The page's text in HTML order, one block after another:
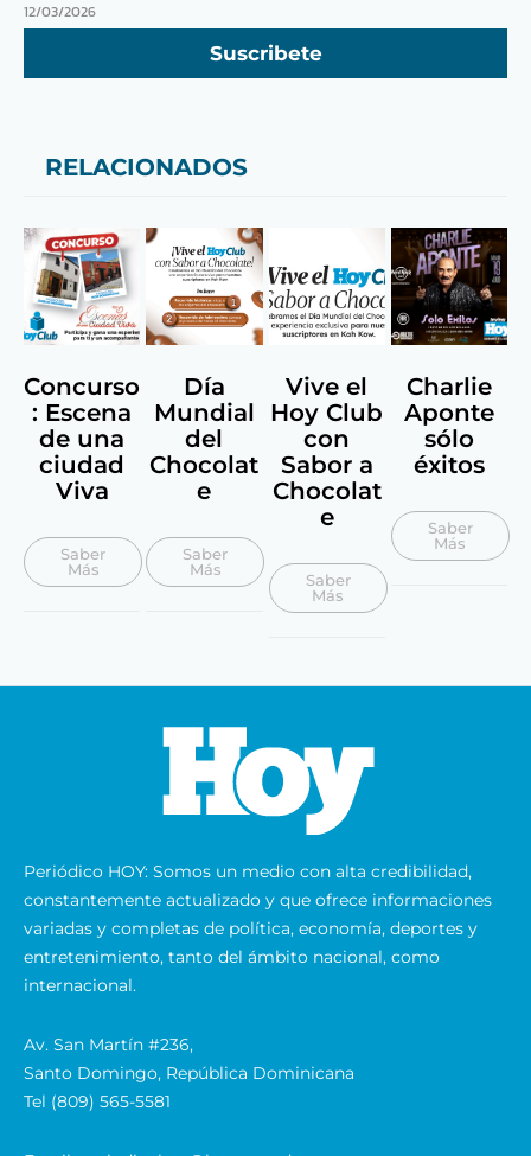
12/03/2026
Suscribete
RELACIONADOS
Concurso
: Escena
de una
ciudad
Viva
Saber
Más
Día
Mundial
del
Chocolat
e
Saber
Más
Vive el
Hoy Club
con
Sabor a
Chocolat
e
Saber
Más
Charlie
Aponte
sólo
éxitos
Saber
Más
Periódico HOY: Somos un medio con alta credibilidad,
constantemente actualizado y que ofrece informaciones
variadas y completas de política, economía, deportes y
entretenimiento, tanto del ámbito nacional, como
internacional.
Av. San Martín #236,
Santo Domingo, República Dominicana
Tel (809) 565-5581